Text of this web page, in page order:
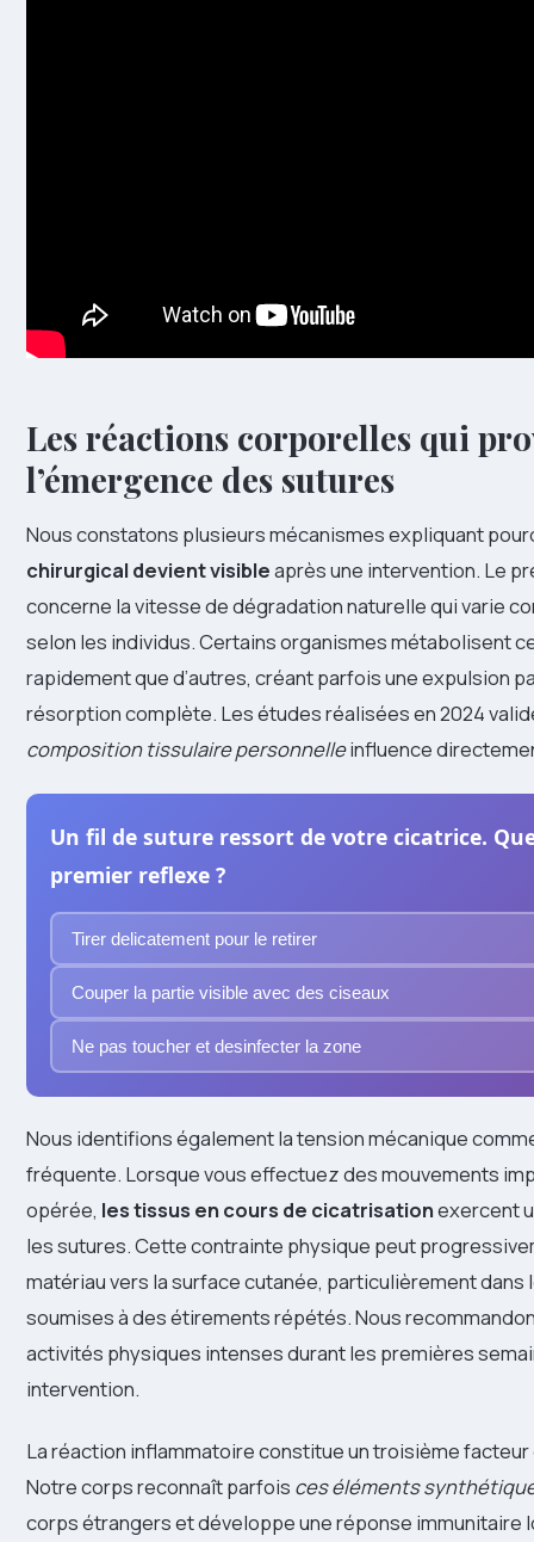
Les réactions corporelles qui
l’émergence des sutures
Nous constatons plusieurs mécanismes expliquant
chirurgical devient visibleaprès une intervention. Le
concerne la vitesse de dégradation naturelle qui varie
selon les individus. Certains organismes métabolisent
rapidement que d’autres, créant parfois une expulsion
résorption complète. Les études réalisées en 2024
composition tissulaire personnelleinfluence
Un fil de suture ressort de votre cicatrice.
premier reflexe ?
Tirer delicatement pour le retirer
Couper la partie visible avec des ciseaux
Ne pas toucher et desinfecter la zone
Nous identifions également la tension mécanique
fréquente. Lorsque vous effectuez des mouvements
opérée, les tissus en cours de cicatrisationexercent
les sutures. Cette contrainte physique peut
matériau vers la surface cutanée, particulièrement dans
soumises à des étirements répétés. Nous
activités physiques intenses durant les premières
intervention.
La réaction inflammatoire constitue un troisième
Notre corps reconnaît parfois ces éléments
corps étrangers et développe une réponse immunitaire